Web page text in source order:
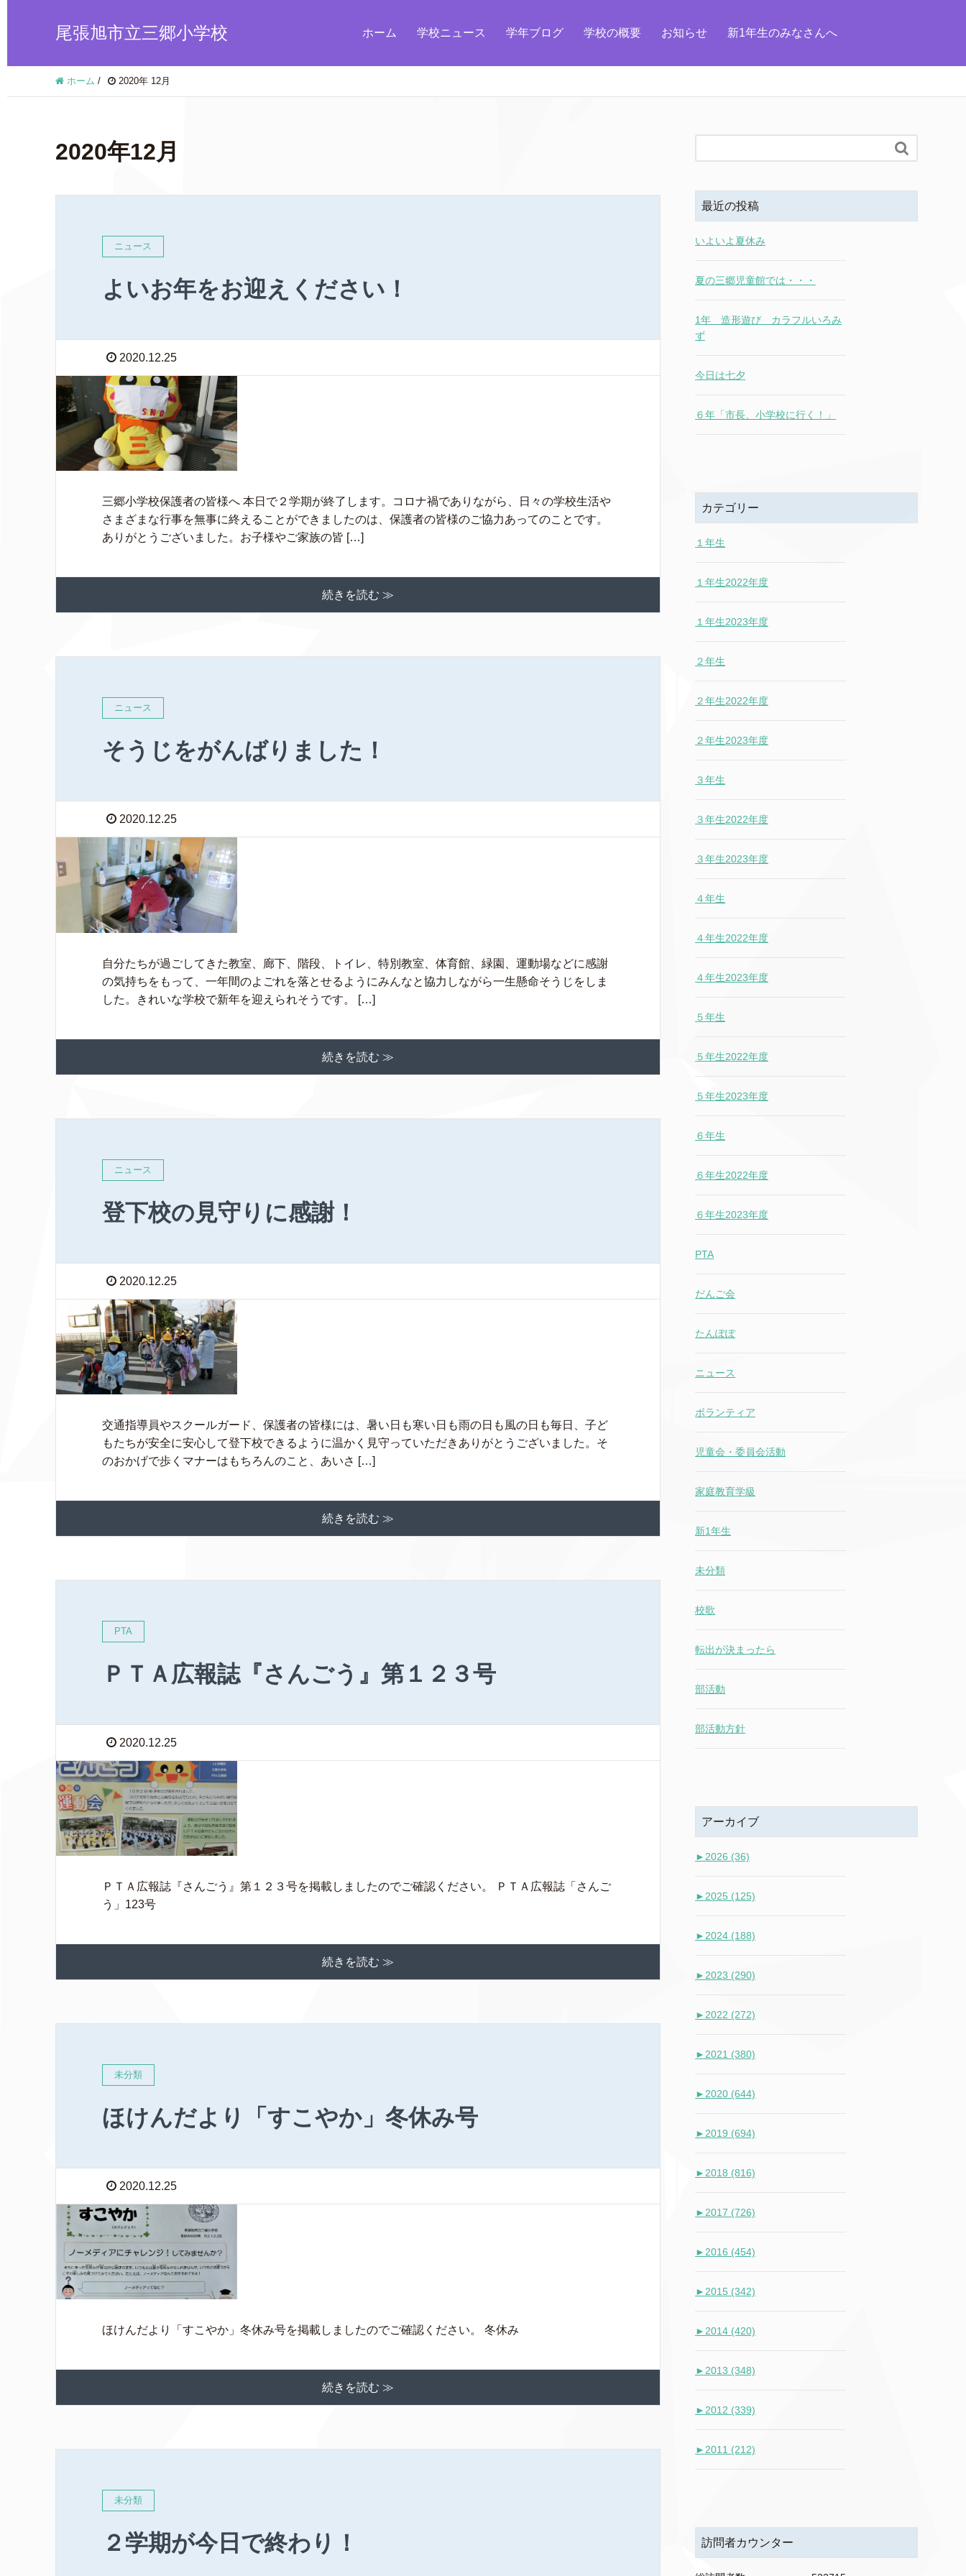
尾張旭市立三郷小学校 ホーム 学校ニュース 学年ブログ 学校の概要 お知らせ 新1年生のみなさんへ
ホーム / 2020年 12月
2020年12月
ニュース
よいお年をお迎えください！
2020.12.25
三郷小学校保護者の皆様へ 本日で２学期が終了します。コロナ禍でありながら、日々の学校生活や
さまざまな行事を無事に終えることができましたのは、保護者の皆様のご協力あってのことです。
ありがとうございました。お子様やご家族の皆 […]
続きを読む ≫
ニュース
そうじをがんばりました！
2020.12.25
自分たちが過ごしてきた教室、廊下、階段、トイレ、特別教室、体育館、緑園、運動場などに感謝
の気持ちをもって、一年間のよごれを落とせるようにみんなと協力しながら一生懸命そうじをしま
した。きれいな学校で新年を迎えられそうです。 […]
続きを読む ≫
ニュース
登下校の見守りに感謝！
2020.12.25
交通指導員やスクールガード、保護者の皆様には、暑い日も寒い日も雨の日も風の日も毎日、子ど
もたちが安全に安心して登下校できるように温かく見守っていただきありがとうございました。そ
のおかげで歩くマナーはもちろんのこと、あいさ […]
続きを読む ≫
PTA
ＰＴＡ広報誌『さんごう』第１２３号
2020.12.25
ＰＴＡ広報誌『さんごう』第１２３号を掲載しましたのでご確認ください。 ＰＴＡ広報誌「さんご
う」123号
続きを読む ≫
未分類
ほけんだより「すこやか」冬休み号
2020.12.25
ほけんだより「すこやか」冬休み号を掲載しましたのでご確認ください。 冬休み
続きを読む ≫
未分類
２学期が今日で終わり！

最近の投稿
いよいよ夏休み
夏の三郷児童館では・・・
1年 造形遊び カラフルいろみ
ず
今日は七夕
６年「市長、小学校に行く！」
カテゴリー
１年生
１年生2022年度
１年生2023年度
２年生
２年生2022年度
２年生2023年度
３年生
３年生2022年度
３年生2023年度
４年生
４年生2022年度
４年生2023年度
５年生
５年生2022年度
５年生2023年度
６年生
６年生2022年度
６年生2023年度
PTA
だんご会
たんぽぽ
ニュース
ボランティア
児童会・委員会活動
家庭教育学級
新1年生
未分類
校歌
転出が決まったら
部活動
部活動方針
アーカイブ
► 2026 (36)
► 2025 (125)
► 2024 (188)
► 2023 (290)
► 2022 (272)
► 2021 (380)
► 2020 (644)
► 2019 (694)
► 2018 (816)
► 2017 (726)
► 2016 (454)
► 2015 (342)
► 2014 (420)
► 2013 (348)
► 2012 (339)
► 2011 (212)
訪問者カウンター